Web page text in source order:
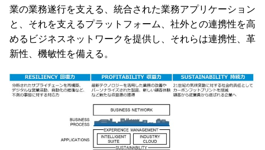
業の業務遂行を支える、統合された業務アプリケーション
と、それを支えるプラットフォーム、社外との連携性を高
めるビジネスネットワークを提供し、それらは連携性、革
新性、機敏性を備える。